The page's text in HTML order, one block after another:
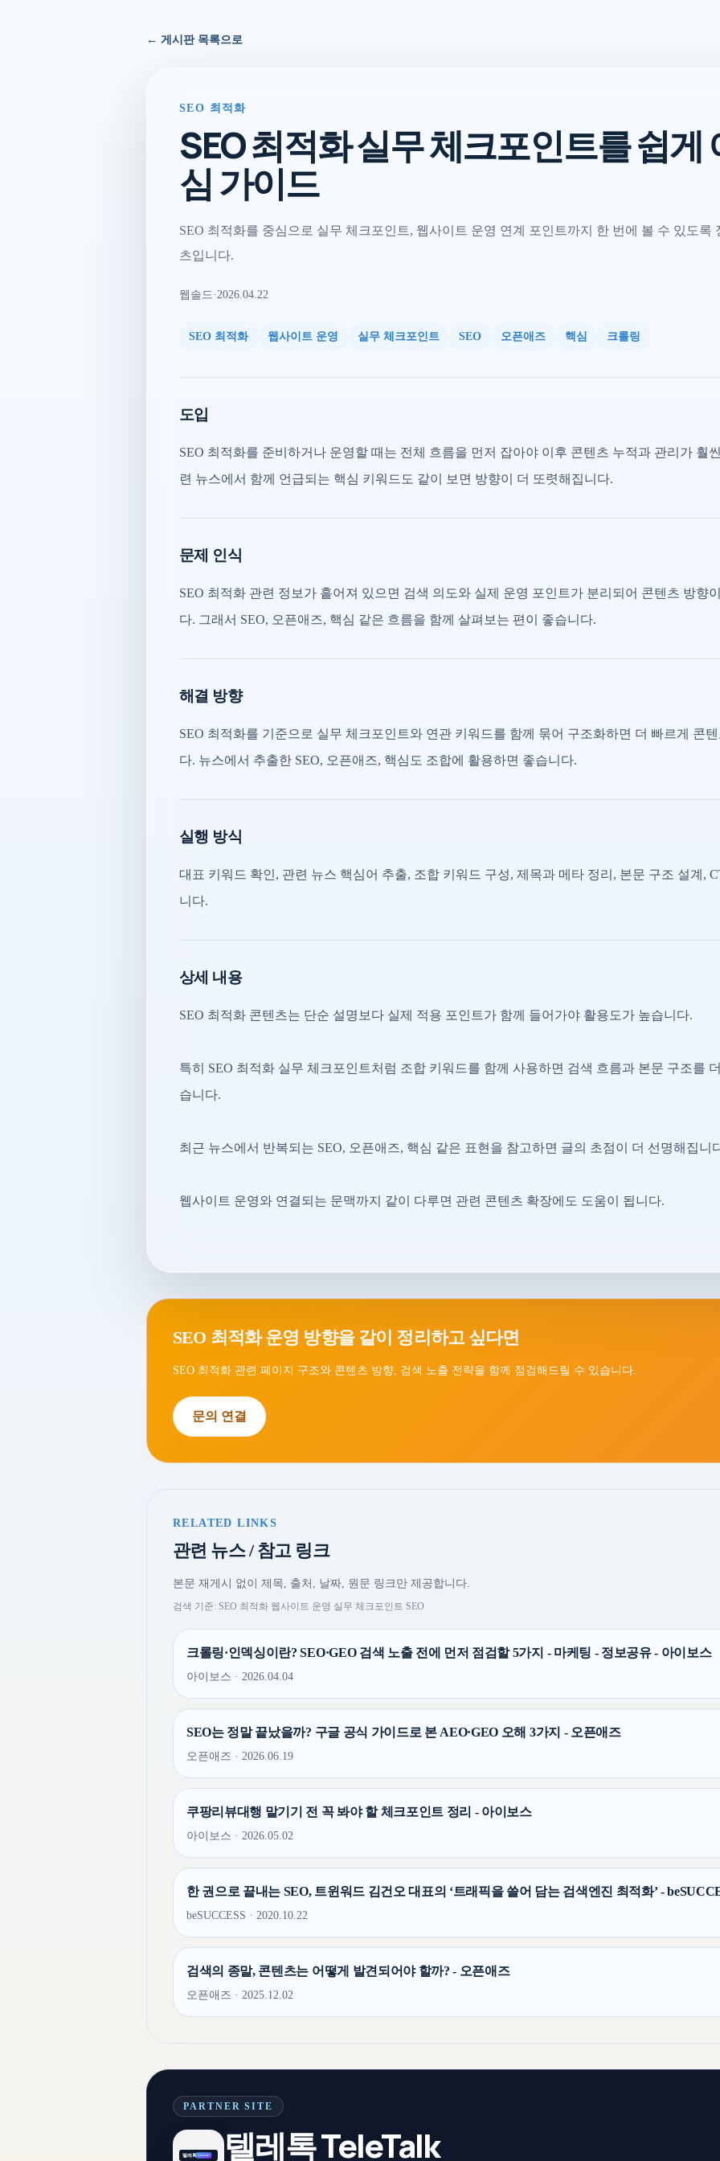
← 게시판 목록으로
SEO 최적화
SEO 최적화 실무 체크포인트를 쉽게
심 가이드
SEO 최적화를 중심으로 실무 체크포인트, 웹사이트 운영 연계 포인트까지 한 번에 볼 수 있도록
츠입니다.
웹솔드·2026.04.22
SEO 최적화 웹사이트 운영 실무 체크포인트 SEO 오픈애즈 핵심 크롤링
도입
SEO 최적화를 준비하거나 운영할 때는 전체 흐름을 먼저 잡아야 이후 콘텐츠 누적과 관리가 훨
련 뉴스에서 함께 언급되는 핵심 키워드도 같이 보면 방향이 더 또렷해집니다.
문제 인식
SEO 최적화 관련 정보가 흩어져 있으면 검색 의도와 실제 운영 포인트가 분리되어 콘텐츠 방향
다. 그래서 SEO, 오픈애즈, 핵심 같은 흐름을 함께 살펴보는 편이 좋습니다.
해결 방향
SEO 최적화를 기준으로 실무 체크포인트와 연관 키워드를 함께 묶어 구조화하면 더 빠르게 콘
다. 뉴스에서 추출한 SEO, 오픈애즈, 핵심도 조합에 활용하면 좋습니다.
실행 방식
대표 키워드 확인, 관련 뉴스 핵심어 추출, 조합 키워드 구성, 제목과 메타 정리, 본문 구조 설계,
니다.
상세 내용
SEO 최적화 콘텐츠는 단순 설명보다 실제 적용 포인트가 함께 들어가야 활용도가 높습니다.
특히 SEO 최적화 실무 체크포인트처럼 조합 키워드를 함께 사용하면 검색 흐름과 본문 구조를
습니다.
최근 뉴스에서 반복되는 SEO, 오픈애즈, 핵심 같은 표현을 참고하면 글의 초점이 더 선명해집니
웹사이트 운영와 연결되는 문맥까지 같이 다루면 관련 콘텐츠 확장에도 도움이 됩니다.
SEO 최적화 운영 방향을 같이 정리하고 싶다면
SEO 최적화 관련 페이지 구조와 콘텐츠 방향, 검색 노출 전략을 함께 점검해드릴 수 있습니다.
문의 연결
RELATED LINKS
관련 뉴스 / 참고 링크
본문 재게시 없이 제목, 출처, 날짜, 원문 링크만 제공합니다.
검색 기준: SEO 최적화 웹사이트 운영 실무 체크포인트 SEO
크롤링·인덱싱이란? SEO·GEO 검색 노출 전에 먼저 점검할 5가지 - 마케팅 - 정보공유 - 아이보스
아이보스 · 2026.04.04
SEO는 정말 끝났을까? 구글 공식 가이드로 본 AEO·GEO 오해 3가지 - 오픈애즈
오픈애즈 · 2026.06.19
쿠팡리뷰대행 맡기기 전 꼭 봐야 할 체크포인트 정리 - 아이보스
아이보스 · 2026.05.02
한 권으로 끝내는 SEO, 트윈워드 김건오 대표의 ‘트래픽을 쓸어 담는 검색엔진 최적화’ -
beSUCCESS · 2020.10.22
검색의 종말, 콘텐츠는 어떻게 발견되어야 할까? - 오픈애즈
오픈애즈 · 2025.12.02
PARTNER SITE
텔레톡 TeleTalk